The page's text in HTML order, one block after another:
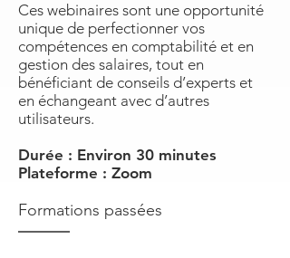
Ces webinaires sont une opportunité
unique de perfectionner vos
compétences en comptabilité et en
gestion des salaires, tout en
bénéficiant de conseils d’experts et
en échangeant avec d’autres
utilisateurs.
Durée : Environ 30 minutes
Plateforme : Zoom​
Formations passées